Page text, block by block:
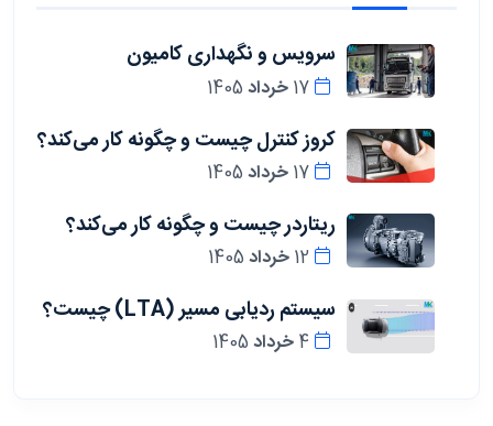
سرویس و نگهداری کامیون
17 خرداد 1405
کروز کنترل چیست و چگونه کار می‌کند؟
17 خرداد 1405
ریتاردر چیست و چگونه کار می‌کند؟
12 خرداد 1405
سیستم ردیابی مسیر (LTA) چیست؟
4 خرداد 1405